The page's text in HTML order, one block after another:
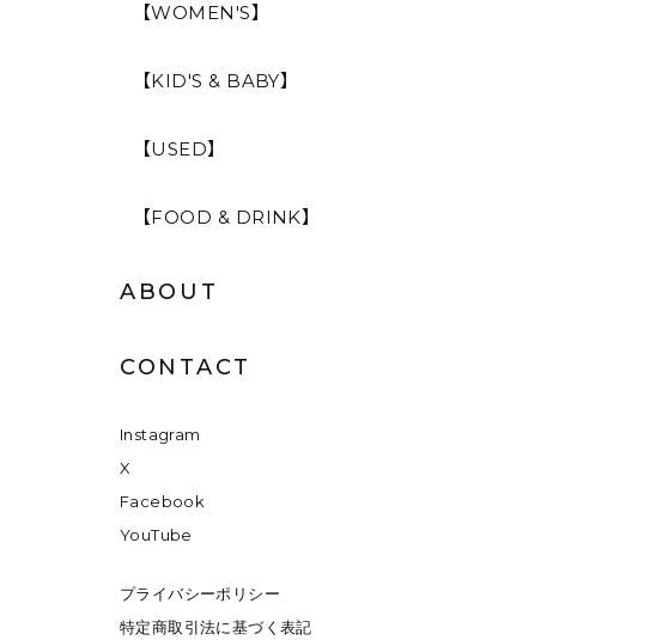
【WOMEN'S】
【KID'S & BABY】
【USED】
【FOOD & DRINK】
ABOUT
CONTACT
Instagram
X
Facebook
YouTube
プライバシーポリシー
特定商取引法に基づく表記